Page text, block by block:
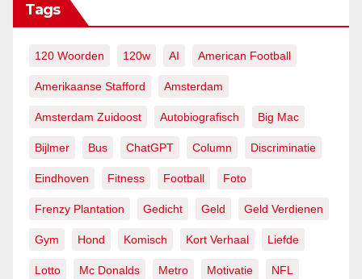
Tags
120 Woorden 120w AI American Football
Amerikaanse Stafford Amsterdam
Amsterdam Zuidoost Autobiografisch Big Mac
Bijlmer Bus ChatGPT Column Discriminatie
Eindhoven Fitness Football Foto
Frenzy Plantation Gedicht Geld Geld Verdienen
Gym Hond Komisch Kort Verhaal Liefde
Lotto Mc Donalds Metro Motivatie NFL